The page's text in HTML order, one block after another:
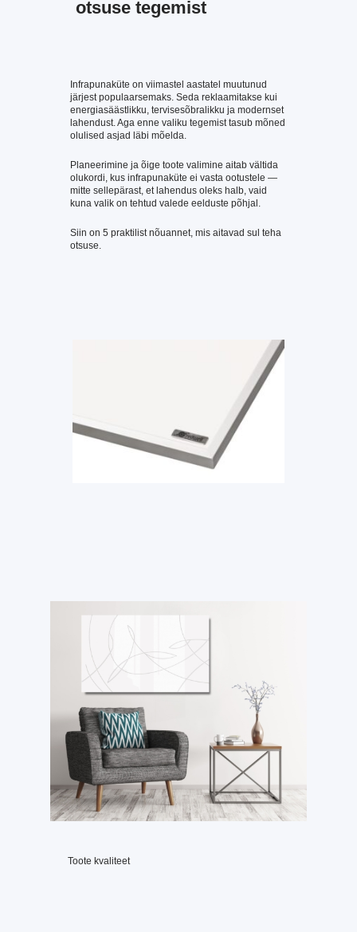
otsuse tegemist
Infrapunaküte on viimastel aastatel muutunud
järjest populaarsemaks. Seda reklaamitakse kui
energiasäästlikku, tervisesõbralikku ja modernset
lahendust. Aga enne valiku tegemist tasub mõned
olulised asjad läbi mõelda.
Planeerimine ja õige toote valimine aitab vältida
olukordi, kus infrapunaküte ei vasta ootustele —
mitte sellepärast, et lahendus oleks halb, vaid
kuna valik on tehtud valede eelduste põhjal.
Siin on 5 praktilist nõuannet, mis aitavad sul teha
otsuse.
Toote kvaliteet